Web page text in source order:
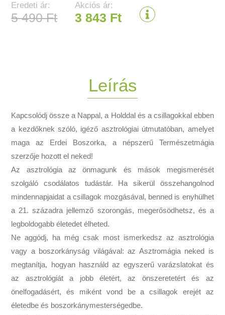
Eredeti ár:
5 490 Ft
Akciós ár:
3 843 Ft
Leírás
Kapcsolódj össze a Nappal, a Holddal és a csillagokkal ebben
a kezdőknek szóló, igéző asztrológiai útmutatóban, amelyet
maga az Erdei Boszorka, a népszerű Természetmágia
szerzője hozott el neked!
Az asztrológia az önmagunk és mások megismerését
szolgáló csodálatos tudástár. Ha sikerül összehangolnod
mindennapjaidat a csillagok mozgásával, benned is enyhülhet
a 21. századra jellemző szorongás, megerősödhetsz, és a
legboldogabb életedet élheted.
Ne aggódj, ha még csak most ismerkedsz az asztrológia
vagy a boszorkányság világával: az Asztromágia neked is
megtanítja, hogyan használd az egyszerű varázslatokat és
az asztrológiát a jobb életért, az önszeretetért és az
önelfogadásért, és miként vond be a csillagok erejét az
életedbe és boszorkánymesterségedbe.